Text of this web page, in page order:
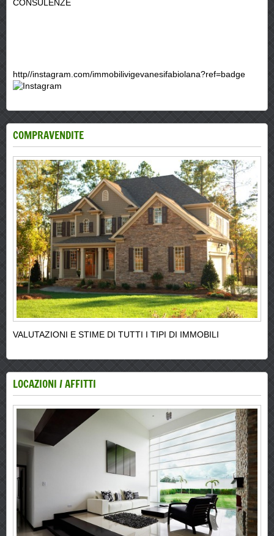
CONSULENZE
http//instagram.com/immobilivigevanesifabiolana?ref=badge
COMPRAVENDITE
VALUTAZIONI E STIME DI TUTTI I TIPI DI IMMOBILI
LOCAZIONI / AFFITTI